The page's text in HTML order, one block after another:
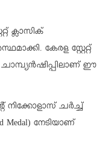
ക്ലാസിക്
കേരള സ്റ്റേറ്റ്
ഈ
നിക്കോളാസ് ചര്‍ച്ച്
Medal) നേടിയാണ്